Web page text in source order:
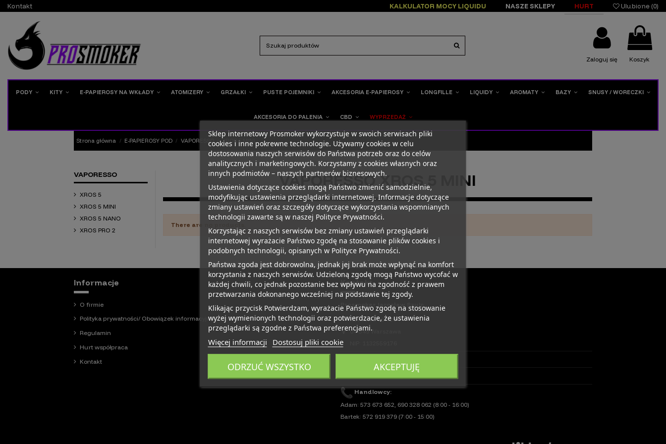
Kontakt KALKULATOR MOCY LIQUIDU NASZE SKLEPY HURT Ulubione (0)
Zaloguj się Koszyk
PODY KITY E-PAPIEROSY NA WKŁADY ATOMIZERY GRZAŁKI PUSTE POJEMNIKI AKCESORIA E-PAPIEROSY LONGFILLE LIQUIDY AROMATY BAZY SNUSY / WORECZKI
AKCESORIA DO PALENIA CBD WYPRZEDAŻ
Strona główna E-PAPIEROSY POD VAPORESSO XROS 5 MINI
VAPORESSO XROS 5 MINI
There are no products.
VAPORESSO
XROS 5
XROS 5 MINI
XROS 5 NANO
XROS PRO 2
Informacje
O firmie
Polityka prywatności/ Obowiązek informacyjny/ Cookies
Regulamin
Hurt współpraca
Kontakt
Kontakt
Prosmoker Jarosław Szulc
Korkowa 167/204
04-549 Warszawa
Handlowcy:
Adam: 573 673 652 690 328 062 (8:00 - 16:00)
Bartek: 572 919 379 (7:00 - 15:00)
Sklep internetowy Prosmoker wykorzystuje w swoich serwisach pliki
cookies i inne pokrewne technologie. Używamy cookies w celu
dostosowania naszych serwisów do Państwa potrzeb oraz do celów
analitycznych i marketingowych. Korzystamy z cookies własnych oraz
innych podmiotów – naszych partnerów biznesowych.
Ustawienia dotyczące cookies mogą Państwo zmienić samodzielnie,
modyfikując ustawienia przeglądarki internetowej. Informacje dotyczące
zmiany ustawień oraz szczegóły dotyczące wykorzystania wspomnianych
technologii zawarte są w naszej Polityce Prywatności.
Korzystając z naszych serwisów bez zmiany ustawień przeglądarki
internetowej wyrażacie Państwo zgodę na stosowanie plików cookies i
podobnych technologii, opisanych w Polityce Prywatności.
Państwa zgoda jest dobrowolna, jednak jej brak może wpłynąć na komfort
korzystania z naszych serwisów. Udzieloną zgodę mogą Państwo wycofać w
każdej chwili, co jednak pozostanie bez wpływu na zgodność z prawem
przetwarzania dokonanego wcześniej na podstawie tej zgody.
Klikając przycisk Potwierdzam, wyrażacie Państwo zgodę na stosowanie
wyżej wymienionych technologii oraz potwierdzacie, że ustawienia
przeglądarki są zgodne z Państwa preferencjami.
Więcej informacji Dostosuj pliki cookie
ODRZUĆ WSZYSTKO AKCEPTUJĘ